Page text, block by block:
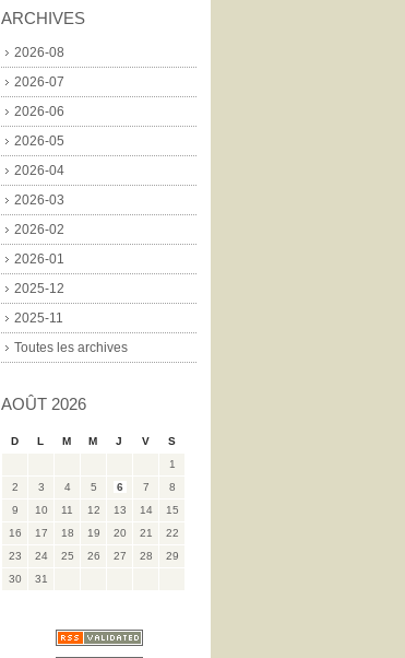
ARCHIVES
2026-08
2026-07
2026-06
2026-05
2026-04
2026-03
2026-02
2026-01
2025-12
2025-11
Toutes les archives
AOÛT 2026
D L M M J V
S
1
2
3 4 5 6 7
8
9
10 11 12 13 14
15
16
17 18 19 20 21
22
23
24 25 26 27 28
29
30
31